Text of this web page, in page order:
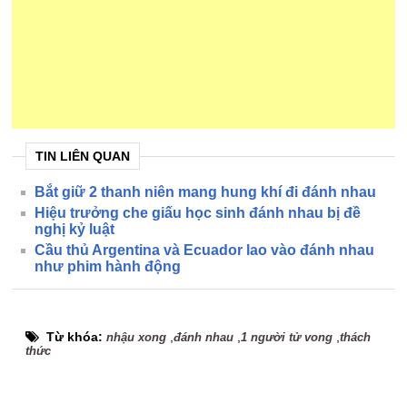
TIN LIÊN QUAN
Bắt giữ 2 thanh niên mang hung khí đi đánh nhau
Hiệu trưởng che giấu học sinh đánh nhau bị đề
nghị kỷ luật
Cầu thủ Argentina và Ecuador lao vào đánh nhau
như phim hành động
Từ khóa:nhậu xong ,đánh nhau ,1 người tử vong ,thách
thức